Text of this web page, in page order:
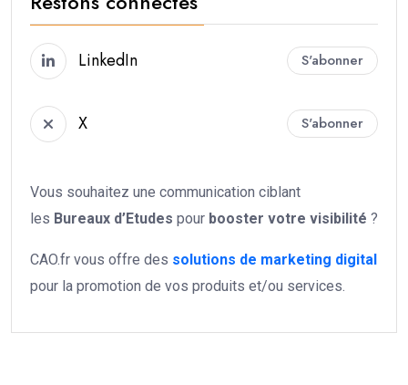
LinkedIn S'abonner
X S'abonner
Vous souhaitez une communication ciblant
les Bureaux d’Etudes pour booster votre visibilité ?
CAO.fr vous offre des solutions de marketing digital
pour la promotion de vos produits et/ou services.